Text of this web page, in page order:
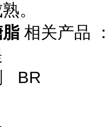
。
相关产品 ：
BR